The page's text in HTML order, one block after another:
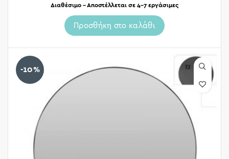
Διαθέσιμο – Αποστέλλεται σε 4-7 εργάσιμες
Προσθήκη στο καλάθι
-10%